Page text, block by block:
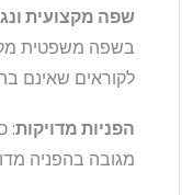
שפה מקצועית
בשפה משפטית
לקוראים שאינם
הפניות מדויקות:
מגובה בהפניה